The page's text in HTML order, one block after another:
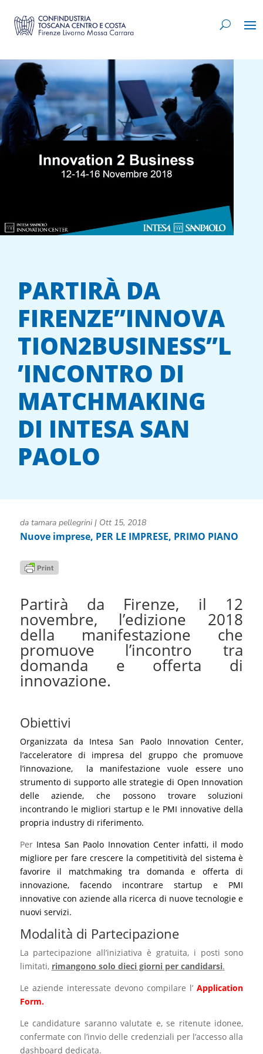
PARTIRÀ DA
FIRENZE”INNOVA
TION2BUSINESS”L
’INCONTRO DI
MATCHMAKING
DI INTESA SAN
PAOLO
da tamara pellegrini| Ott 15, 2018
Nuove imprese, PER LE IMPRESE, PRIMO PIANO
Partirà da Firenze, il 12
novembre, l’edizione 2018
della manifestazione che
promuove l’incontro tra
domanda e offerta di
innovazione.
Obiettivi
Organizzata da Intesa San Paolo Innovation Center,
l’acceleratore di impresa del gruppo che promuove
l’innovazione, la manifestazione vuole essere uno
strumento di supporto alle strategie di Open Innovation
delle aziende, che possono trovare soluzioni
incontrando le migliori startup e le PMI innovative della
propria industry di riferimento.
Per Intesa San Paolo Innovation Center infatti, il modo
migliore per fare crescere la competitività del sistema è
favorire il matchmaking tra domanda e offerta di
innovazione, facendo incontrare startup e PMI
innovative con aziende alla ricerca di nuove tecnologie e
nuovi servizi.
Modalità di Partecipazione
La partecipazione all’iniziativa è gratuita, i posti sono
limitati, rimangono solo dieci giorni per candidarsi.
Le aziende interessate devono compilare l’ Application
Form.
Le candidature saranno valutate e, se ritenute idonee,
confermate con l’invio delle credenziali per l’accesso alla
dashboard dedicata.